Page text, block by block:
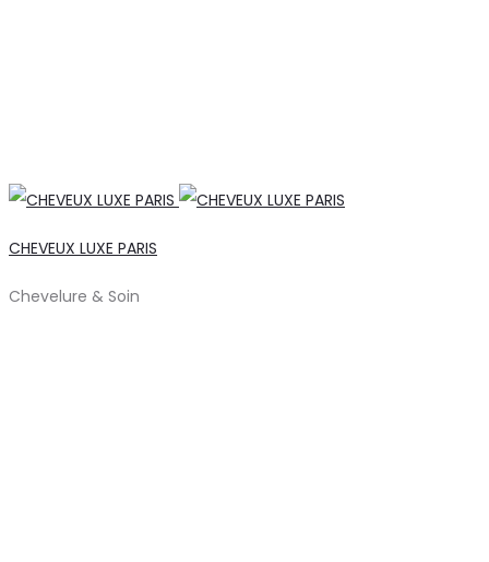
CHEVEUX LUXE PARIS
Chevelure & Soin